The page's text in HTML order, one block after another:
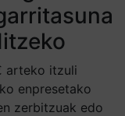
arteko itzuli
enpresetako
zerbitzuak edo